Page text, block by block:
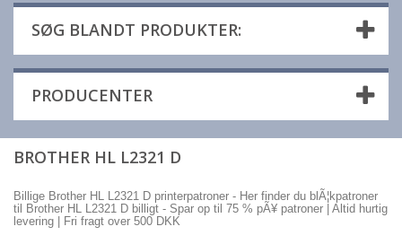
SØG BLANDT PRODUKTER:
PRODUCENTER
BROTHER HL L2321 D
Billige Brother HL L2321 D printerpatroner - Her finder du blÃ¦kpatroner
til Brother HL L2321 D billigt - Spar op til 75 % pÃ¥ patroner | Altid hurtig
levering | Fri fragt over 500 DKK